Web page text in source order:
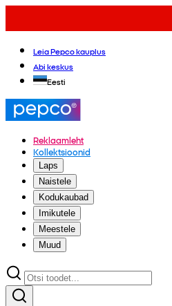
Leia Pepco kauplus
Abi keskus
Eesti
Reklaamleht
Kollektsioonid
Laps
Naistele
Kodukaubad
Imikutele
Meestele
Muud